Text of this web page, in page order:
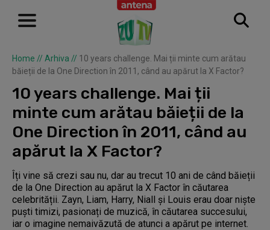
Home // Arhiva // 10 years challenge. Mai ții minte cum arătau
băieții de la One Direction în 2011, când au apărut la X Factor?
10 years challenge. Mai ții
minte cum arătau băieții de la
One Direction în 2011, când au
apărut la X Factor?
Îți vine să crezi sau nu, dar au trecut 10 ani de când băieții
de la One Direction au apărut la X Factor în căutarea
celebrității. Zayn, Liam, Harry, Niall și Louis erau doar niște
puști timizi, pasionați de muzică, în căutarea succesului,
iar o imagine nemaivăzută de atunci a apărut pe internet.